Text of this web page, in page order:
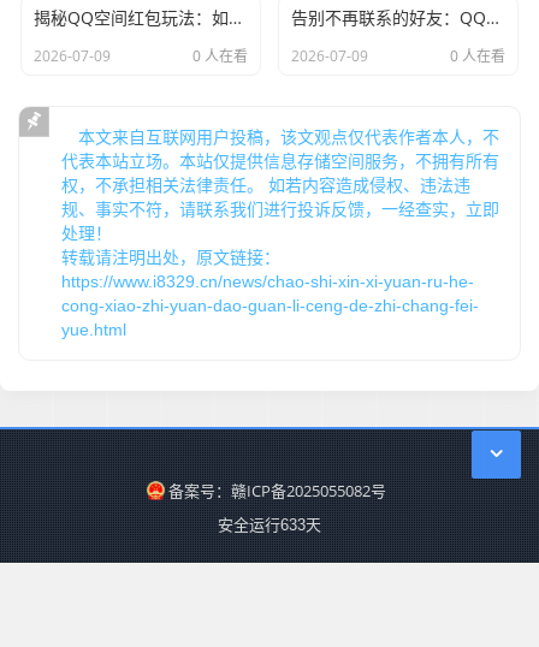
在职业生涯中，持续成长至关重要。以下是一些建议：
咨询导师：向有经验的同事或行业专家请教，获取宝贵
建议。
通过以上步骤，相信信息员可以在职场中实现从小职员到管
理层的飞跃。在这个过程中，保持积极的心态、不断提升自
己，相信你一定能够取得成功。
揭秘QQ空间红包玩法：如何轻松抢到更多红包，避免常见陷阱
2026-07-09 0 人在看
告别不再联系的好友：QQ空间好友删除指南，轻松操作，让空间更清爽！
2026-07-09 0 人在看
本文来自互联网用户投稿，该文观点仅代表作者本人，不
代表本站立场。本站仅提供信息存储空间服务，不拥有所有
权，不承担相关法律责任。 如若内容造成侵权、违法违
规、事实不符，请联系我们进行投诉反馈，一经查实，立即
处理！
转载请注明出处，原文链接：
https://www.i8329.cn/news/chao-shi-xin-xi-yuan-ru-he-
cong-xiao-zhi-yuan-dao-guan-li-ceng-de-zhi-chang-fei-
yue.html
备案号：赣ICP备2025055082号
安全运行633天